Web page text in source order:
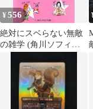
¥556
絶対にスベらない無敵
の雑学 (角川ソフィア